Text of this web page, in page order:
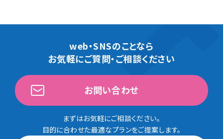
web・SNSのことなら
お気軽にご質問・ご相談ください
お問い合わせ
まずはお気軽にご相談ください。
目的に合わせた最適なプランをご提案します。